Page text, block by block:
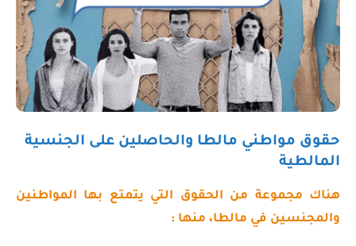
حقوق مواطني مالطا والحاصلين على الجنسية
المالطية
هناك مجموعة من الحقوق التي يتمتع بها المواطنين
والمجنسين في مالطا، منها :